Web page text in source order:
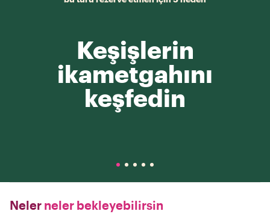
Keşişlerin
ikametgahını
keşfedin
Neler neler bekleyebilirsin